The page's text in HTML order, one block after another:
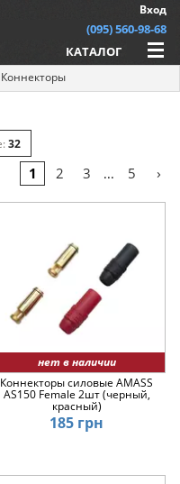
Вход
(095) 560-98-68
КАТАЛОГ
Коннекторы
32
1 2 3 ... 5 ›
нет в наличии
Коннекторы силовые AMASS
AS150 Female 2шт (черный,
красный)
185 грн